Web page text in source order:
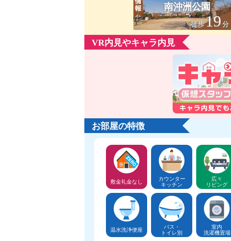
南沖洲公園
徒歩19分
VR内見やキャラ内見
お部屋の特徴
敷金礼金なし
カウンター
キッチン
広々
リビング
温水洗浄便座
バス・
トイレ別
室内
洗濯機置場